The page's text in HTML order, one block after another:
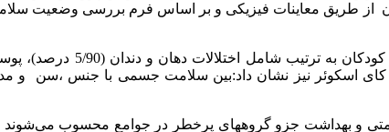
از طریق معاینات فیزیکی و بر اساس فرم بررسی وضعیت
نتایج نشان داد بطور کلی شایعترین اختلالات موجود در این گروه از کودکان به ترتیب شامل اختلالات
تنفسی (1/40 درصد) است. آزمون کای اسکوئر نیز نشان داد:بین سلامت جسمی با جنس ،سن و
و بهداشت جزو گروههای پرخطر در جوامع محسوب می‌شوند